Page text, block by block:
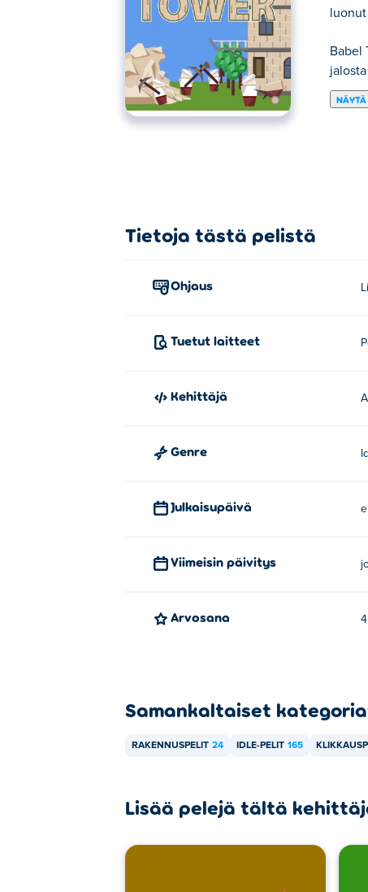
luonut
Babel
Tässä voit pelata peliä Babel Tower.
Tietoja tästä pelistä
Ohjaus
Tuetut laitteet
Kehittäjä
Genre
Julkaisupäivä
Viimeisin päivitys
Arvosana
Samankaltaiset
RAKENNUSPELIT 24 IDLE-PELIT 165
Lisää pelejä tältä